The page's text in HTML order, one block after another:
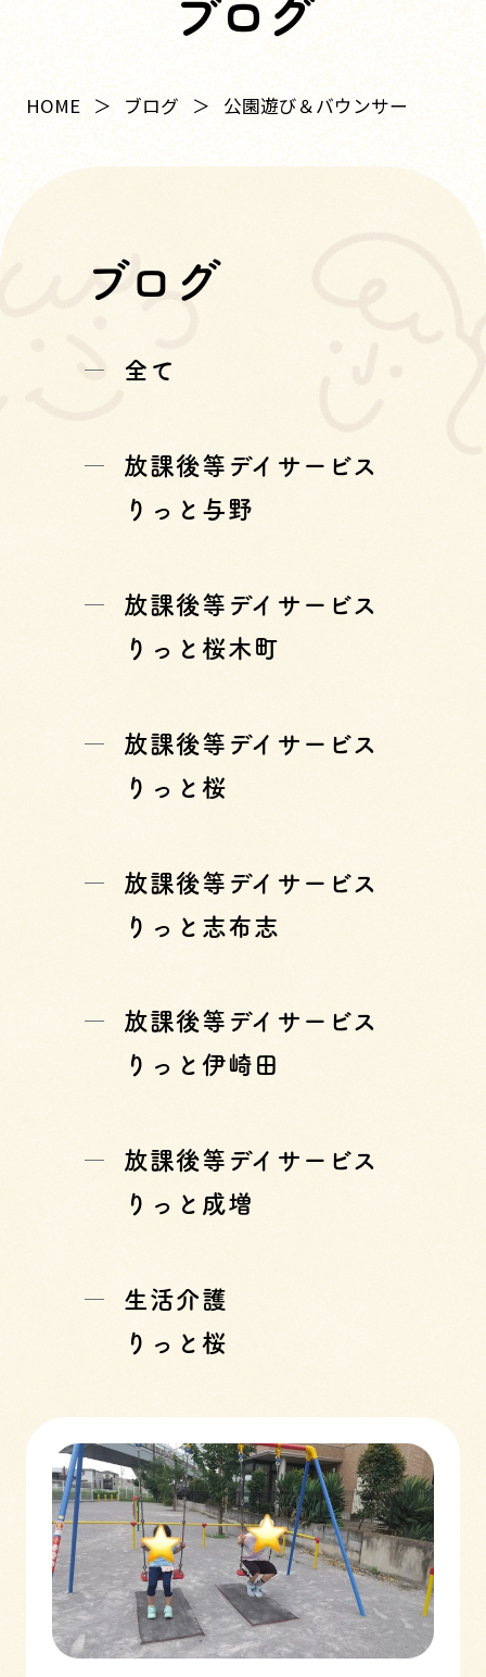
ブログ
HOME ブログ 公園遊び＆バウンサー
ブログ
全て
放課後等デイサービス
りっと与野
放課後等デイサービス
りっと桜木町
放課後等デイサービス
りっと桜
放課後等デイサービス
りっと志布志
放課後等デイサービス
りっと伊崎田
放課後等デイサービス
りっと成増
生活介護
りっと桜